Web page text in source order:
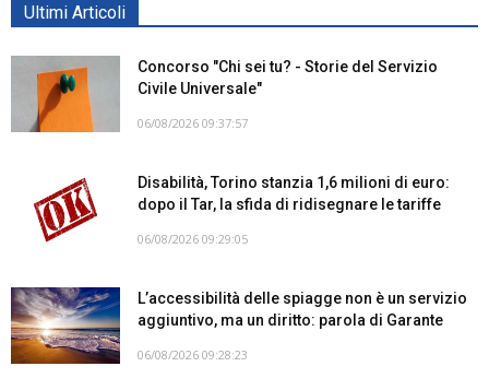
Ultimi Articoli
Concorso "Chi sei tu? - Storie del Servizio
Civile Universale"
06/08/2026 09:37:57
Disabilità, Torino stanzia 1,6 milioni di euro:
dopo il Tar, la sfida di ridisegnare le tariffe
06/08/2026 09:29:05
L’accessibilità delle spiagge non è un servizio
aggiuntivo, ma un diritto: parola di Garante
06/08/2026 09:28:23